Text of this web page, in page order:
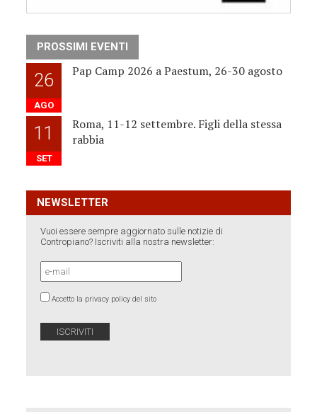
PROSSIMI EVENTI
26
AGO
Pap Camp 2026 a Paestum, 26-30 agosto
11
SET
Roma, 11-12 settembre. Figli della stessa
rabbia
NEWSLETTER
Vuoi essere sempre aggiornato sulle notizie di
Contropiano? Iscriviti alla nostra newsletter:
Accetto la privacy policy del sito